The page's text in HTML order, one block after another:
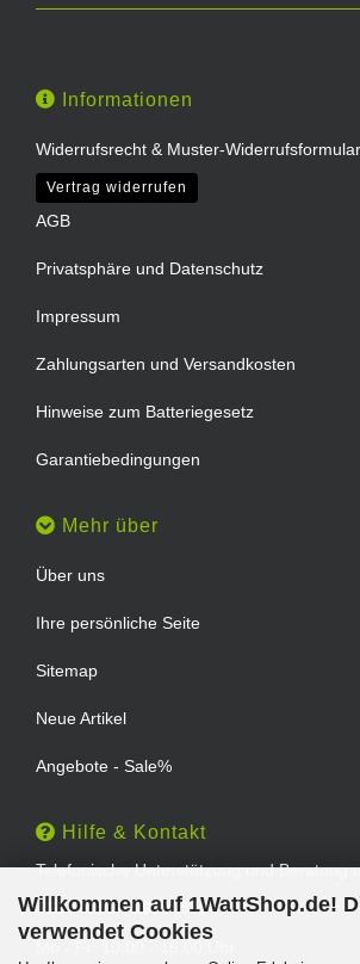
Willkommen auf 1WattShop.de!
verwendet Cookies
Informationen
Widerrufsrecht & Muster-Widerrufsformular
Vertrag widerrufen
AGB
Privatsphäre und Datenschutz
Impressum
Zahlungsarten und Versandkosten
Hinweise zum Batteriegesetz
Garantiebedingungen
Mehr über
Über uns
Ihre persönliche Seite
Sitemap
Neue Artikel
Angebote - Sale%
Hilfe & Kontakt
Telefonische Unterstützung und Beratung
TEL: 0202 - 29994539